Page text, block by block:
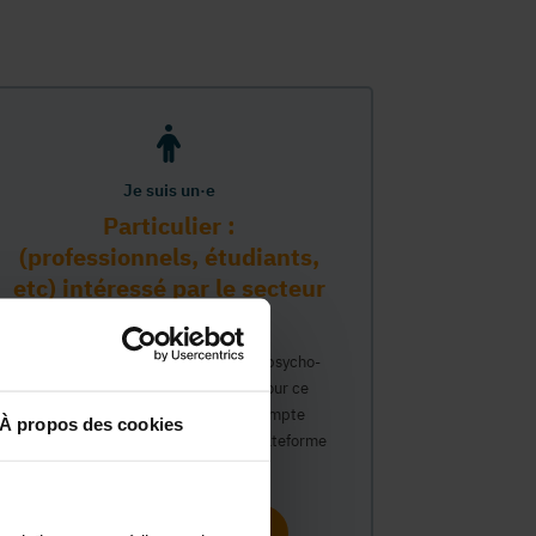
À propos des cookies
Je suis un·e
Particulier :
(professionnels, étudiants,
etc) intéressé par le secteur
PMS
Vous travaillez déjà dans le secteur psycho-
médico-social ou avez un intérêt pour ce
secteur et souhaitez obtenir un compte
personnel pour interagir sur notre plateforme